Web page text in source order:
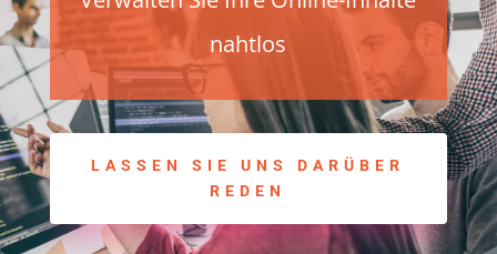
nahtlos
LASSEN SIE UNS DARÜBER
REDEN